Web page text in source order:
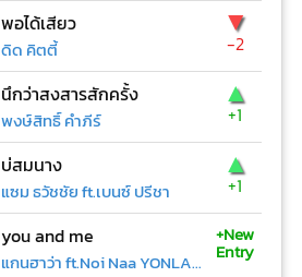
พอได้เสียว
ดิด คิตตี้
▼
-2
นึกว่าสงสารสักครั้ง
พงษ์สิทธิ์ คำภีร์
▲
+1
บ่สมนาง
แซม ธวัชชัย ft.เบนซ์ ปรีชา
▲
+1
you and me
แกนฮาว่า ft.Noi Naa YONLAPA
+New
Entry